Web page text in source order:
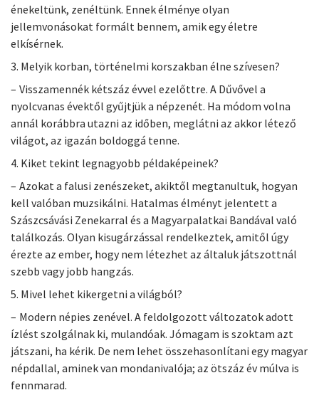
énekeltünk, zenéltünk. Ennek élménye olyan
jellemvonásokat formált bennem, amik egy életre
elkísérnek.
3. Melyik korban, történelmi korszakban élne szívesen?
– Visszamennék kétszáz évvel ezelőttre. A Dűvővel a
nyolcvanas évektől gyűjtjük a népzenét. Ha módom volna
annál korábbra utazni az időben, meglátni az akkor létező
világot, az igazán boldoggá tenne.
4. Kiket tekint legnagyobb példaképeinek?
– Azokat a falusi zenészeket, akiktől megtanultuk, hogyan
kell valóban muzsikálni. Hatalmas élményt jelentett a
Szászcsávási Zenekarral és a Magyarpalatkai Bandával való
találkozás. Olyan kisugárzással rendelkeztek, amitől úgy
érezte az ember, hogy nem létezhet az általuk játszottnál
szebb vagy jobb hangzás.
5. Mivel lehet kikergetni a világból?
– Modern népies zenével. A feldolgozott változatok adott
ízlést szolgálnak ki, mulandóak. Jómagam is szoktam azt
játszani, ha kérik. De nem lehet összehasonlítani egy magyar
népdallal, aminek van mondanivalója; az ötszáz év múlva is
fennmarad.